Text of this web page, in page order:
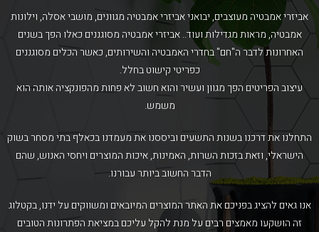
אביזרי אמבטיה מעוצבים, יבואני אביזרי אמבטיה מגוונים, מושבי אסלה, וילונות
אמבטיה, מראות מגדילות ועוד.. אביזרי אמבטיה מסוגננים כאלו הפך בשנים
האחרונות לדבר ה"חם" בחדרי האמבטיה והשירותים, כאשר הכלים מסוגננים
כפריטי קישוט בחלל.
עיצוב הפריטים הפך מגוון ועשיר והוא חשוב לא פחות מהפונקציה אותה הוא
משמש.
התחלנו את דרכנו בשנות התשעים וביססנו את מעמדנו בכאלף בתי מסחר בשוק
הישראלי, וזאת בזכות השרות, האמינות, איכות המוצרים ויחסי האנוש, שהם
הדבר החשוב ביותר עבורנו.
אנו גאים להציג בפניכם את האתר המוצרים המיובאים ומשווקים על ידנו, בקטלוג
זה הושקעו מאמצים רבים על מנת להקל עליכם במציאת הפתרונות הטובים